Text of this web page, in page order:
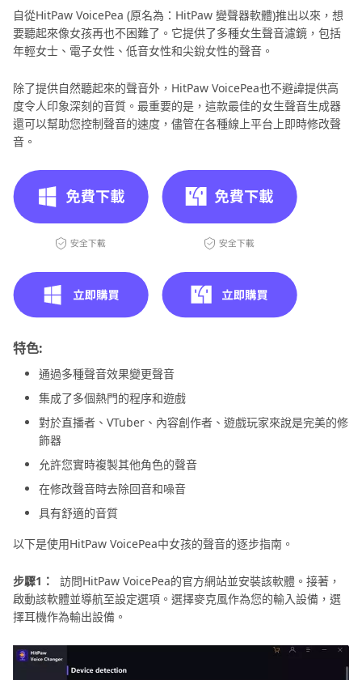
自從HitPaw VoicePea (原名為：HitPaw 變聲器軟體)推出以來，想
要聽起來像女孩再也不困難了。它提供了多種女生聲音濾鏡，包括
年輕女士、電子女性、低音女性和尖銳女性的聲音。
除了提供自然聽起來的聲音外，HitPaw VoicePea也不避諱提供高
度令人印象深刻的音質。最重要的是，這款最佳的女生聲音生成器
還可以幫助您控制聲音的速度，儘管在各種線上平台上即時修改聲
音。
特色:
通過多種聲音效果變更聲音
集成了多個熱門的程序和遊戲
對於直播者、VTuber、內容創作者、遊戲玩家來說是完美的修
飾器
允許您實時複製其他角色的聲音
在修改聲音時去除回音和噪音
具有舒適的音質
以下是使用HitPaw VoicePea中女孩的聲音的逐步指南。
步驟1：
訪問HitPaw VoicePea的官方網站並安裝該軟體。接著，
啟動該軟體並導航至設定選項。選擇麥克風作為您的輸入設備，選
擇耳機作為輸出設備。